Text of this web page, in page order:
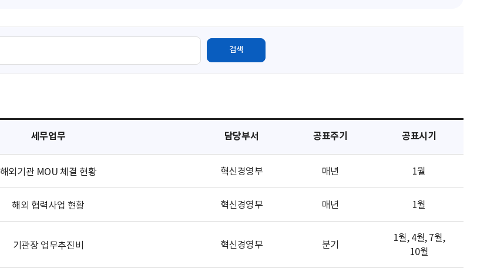
검색
세무업무 담당부서 공표주기 공표시기
해외기관 MOU 체결 현황 혁신경영부 매년 1월
해외 협력사업 현황 혁신경영부 매년 1월
기관장 업무추진비 혁신경영부 분기
1월, 4월, 7월,
10월